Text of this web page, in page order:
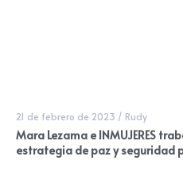
21 de febrero de 2023 / Rudy
Mara Lezama e INMUJERES
estrategia de paz y seguridad